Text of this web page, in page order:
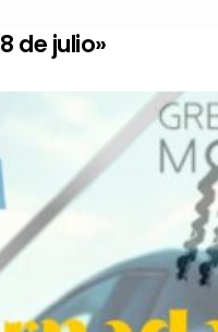
de julio»